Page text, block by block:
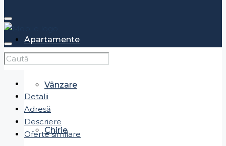
Apartamente
Vânzare
Chirie
Detalii
Adresă
Descriere
Oferte similare